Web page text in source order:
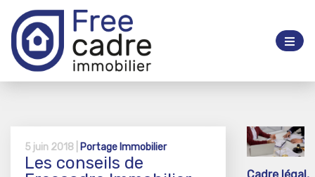
5 juin 2018 | Portage Immobilier
Les conseils de